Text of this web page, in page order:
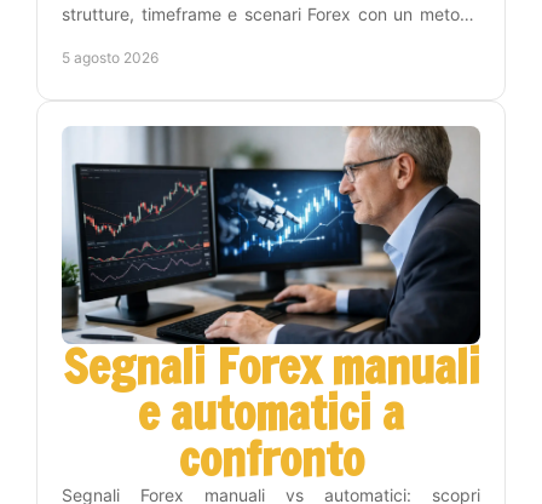
strutture, timeframe e scenari Forex con un metodo
5 agosto 2026
Segnali Forex manuali
e automatici a
confronto
Segnali Forex manuali vs automatici: scopri